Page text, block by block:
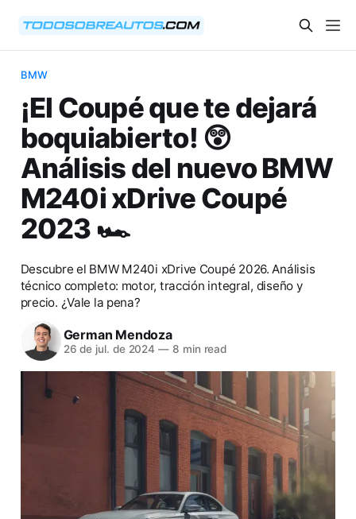
BMW
¡El Coupé que te dejará
boquiabierto! 😲
Análisis del nuevo BMW
M240i xDrive Coupé
2023 🏎️
Descubre el BMW M240i xDrive Coupé 2026. Análisis
técnico completo: motor, tracción integral, diseño y
precio. ¿Vale la pena?
German Mendoza
26 de jul. de 2024 — 8 min read